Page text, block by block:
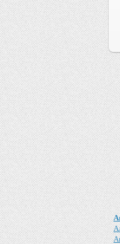
А
А
А